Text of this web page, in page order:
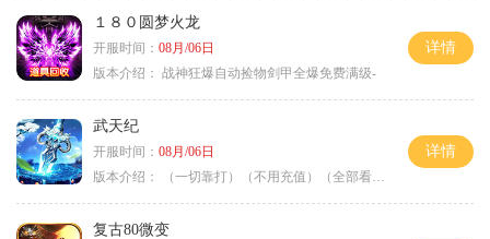
１８０圆梦火龙
开服时间： 08月/06日
版本介绍： 战神狂爆自动捡物剑甲全爆免费满级-
详情
武天纪
开服时间： 08月/06日
版本介绍：
（一切靠打）（不用充值）（全部看脸）
详情
复古80微变